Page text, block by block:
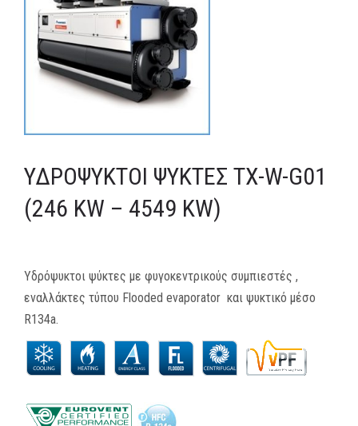
MEDIA
ΦΥΛΛΑΔΙΑ
ΕΥΚΑΙΡΙΕΣ ΕΡΓΑΣΙΑΣ
E-SHOP
ΥΔΡΌΨΥΚΤΟΙ ΨΎΚΤΕΣ TX-W-G01
(246 KW – 4549 KW)
Υδρόψυκτοι ψύκτες με φυγοκεντρικούς συμπιεστές ,
εναλλάκτες τύπου Flooded evaporator και ψυκτικό μέσο
R134a.